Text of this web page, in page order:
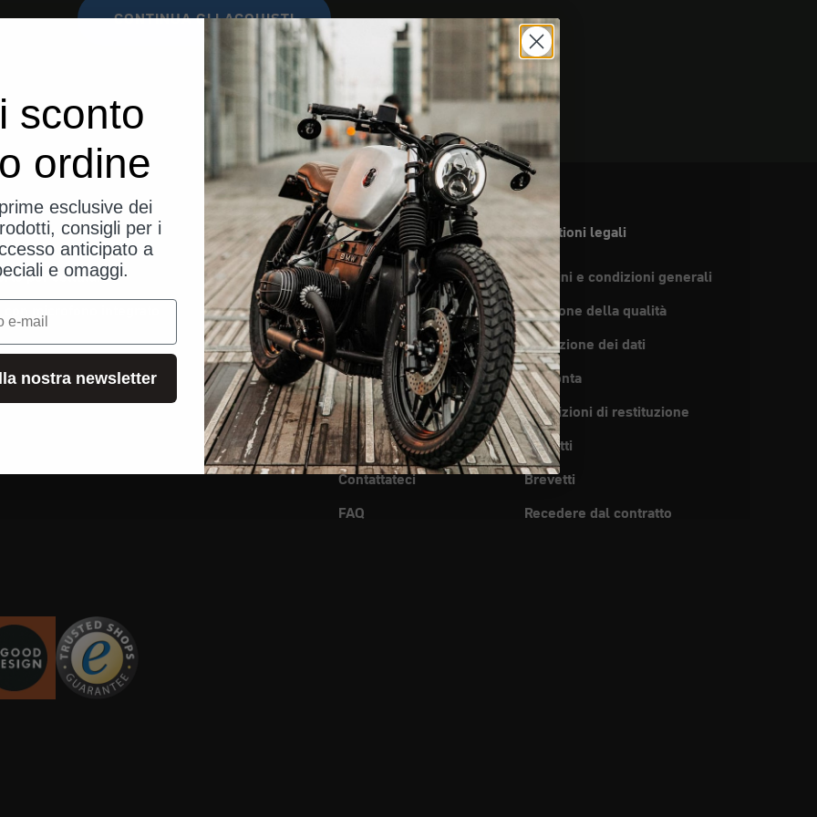
CONTINUA GLI ACQUISTI
per cellulare
Servizio
Blog
Istruzioni per l'uso
Ordine e spedizione
Richiesta del concessionario
Ricerca rivenditori
Negozio USA
Contattateci
FAQ
Questioni legali
Termini e condizioni generali
Gestione della qualità
Protezione dei dati
Impronta
Condizioni di restituzione
Biscotti
Brevetti
Recedere dal contratto
sconto
ordine
esclusive dei
consigli per i
anticipato a
e omaggi.
nostra newsletter